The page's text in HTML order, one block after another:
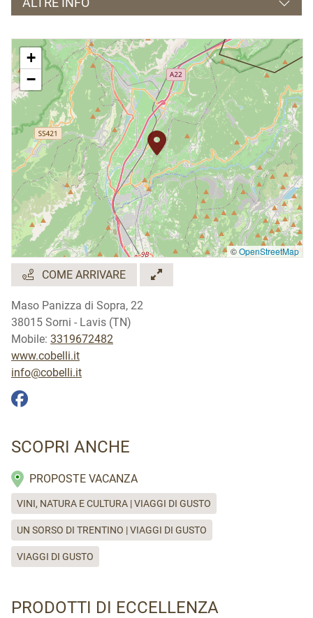
Orari apertura e visite guidate:
dal Lunedì al Sabato,
dalle 8.00 alle 20.00,
Domenica: dalle 8.00 alle 12.00.
Chiuso la Domenica pomeriggio.
Visite guidate solo su prenotazione.
Lingue parlate:
Inglese e Tedesco.
+
−
©OpenStreetMap
COME ARRIVARE
Maso Panizza di Sopra, 22
38015 Sorni - Lavis (TN)
Mobile: 3319672482
www.cobelli.it
info@cobelli.it
SCOPRI ANCHE
PROPOSTE VACANZA
VINI, NATURA E CULTURA | VIAGGI DI GUSTO
UN SORSO DI TRENTINO | VIAGGI DI GUSTO
VIAGGI DI GUSTO
PRODOTTI DI ECCELLENZA